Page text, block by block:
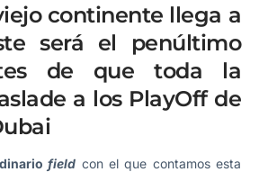
continente llega a
será el penúltimo
de que toda la
a los PlayOff de
field con el que contamos esta